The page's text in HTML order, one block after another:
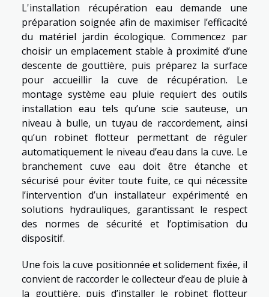
L'installation récupération eau demande une
préparation soignée afin de maximiser l’efficacité
du matériel jardin écologique. Commencez par
choisir un emplacement stable à proximité d’une
descente de gouttière, puis préparez la surface
pour accueillir la cuve de récupération. Le
montage système eau pluie requiert des outils
installation eau tels qu’une scie sauteuse, un
niveau à bulle, un tuyau de raccordement, ainsi
qu’un robinet flotteur permettant de réguler
automatiquement le niveau d’eau dans la cuve. Le
branchement cuve eau doit être étanche et
sécurisé pour éviter toute fuite, ce qui nécessite
l’intervention d’un installateur expérimenté en
solutions hydrauliques, garantissant le respect
des normes de sécurité et l’optimisation du
dispositif.
Une fois la cuve positionnée et solidement fixée, il
convient de raccorder le collecteur d’eau de pluie à
la gouttière, puis d’installer le robinet flotteur